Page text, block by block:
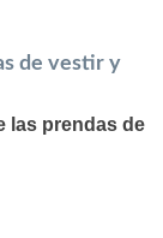
de vestir y
las prendas de